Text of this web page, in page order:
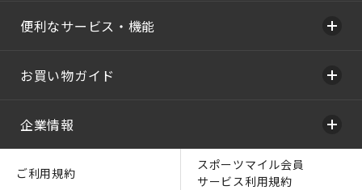
便利なサービス・機能
お買い物ガイド
企業情報
ご利用規約
スポーツマイル会員
サービス利用規約